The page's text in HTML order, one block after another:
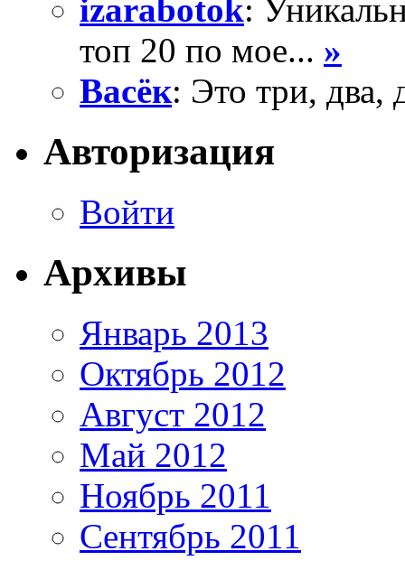
izarabotok:
топ 20 по мое... »
Васёк: Это три, два,
Авторизация
Войти
Архивы
Январь 2013
Октябрь 2012
Август 2012
Май 2012
Ноябрь 2011
Сентябрь 2011